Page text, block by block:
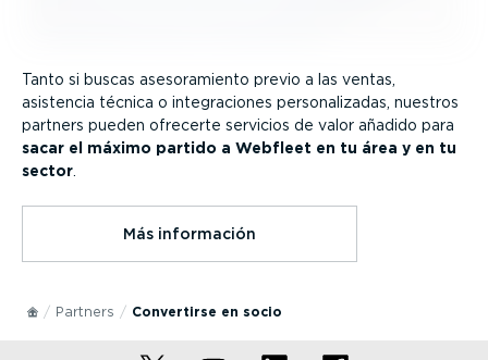
Tanto si buscas aseso­ra­miento previo a las ventas,
asistencia técnica o integra­ciones perso­na­li­zadas, nuestros
partners pueden ofrecerte servicios de valor añadido para
sacar el máximo partido a Webfleet en tu área y en tu
sector
Más información
Partners Convertirse en socio